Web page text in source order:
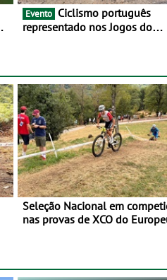
Evento
representado nos Jogos do
Seleção Nacional em
nas provas de XCO do